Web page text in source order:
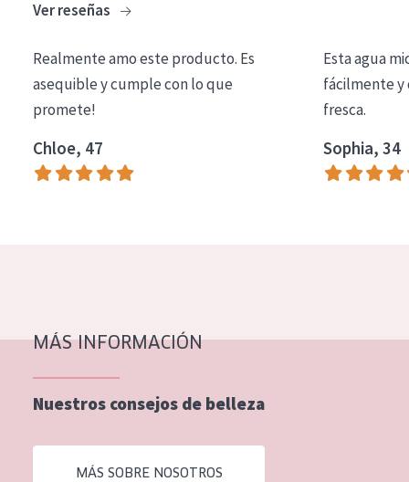
COLECCIÓN
Essentials
Lift+
Expert
TIPO DE PIEL
Piel expuesta al sol
Piel menopáusica
Todas las edades
Ver reseñas
Realmente amo este producto. Es
asequible y cumple con lo que
promete!
Chloe, 47
Esta agua
fácilmente y
fresca.
Sophia, 34
MÁS INFORMACIÓN
Nuestros consejos de belleza
MÁS SOBRE NOSOTROS